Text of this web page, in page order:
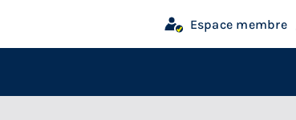
Espace membre